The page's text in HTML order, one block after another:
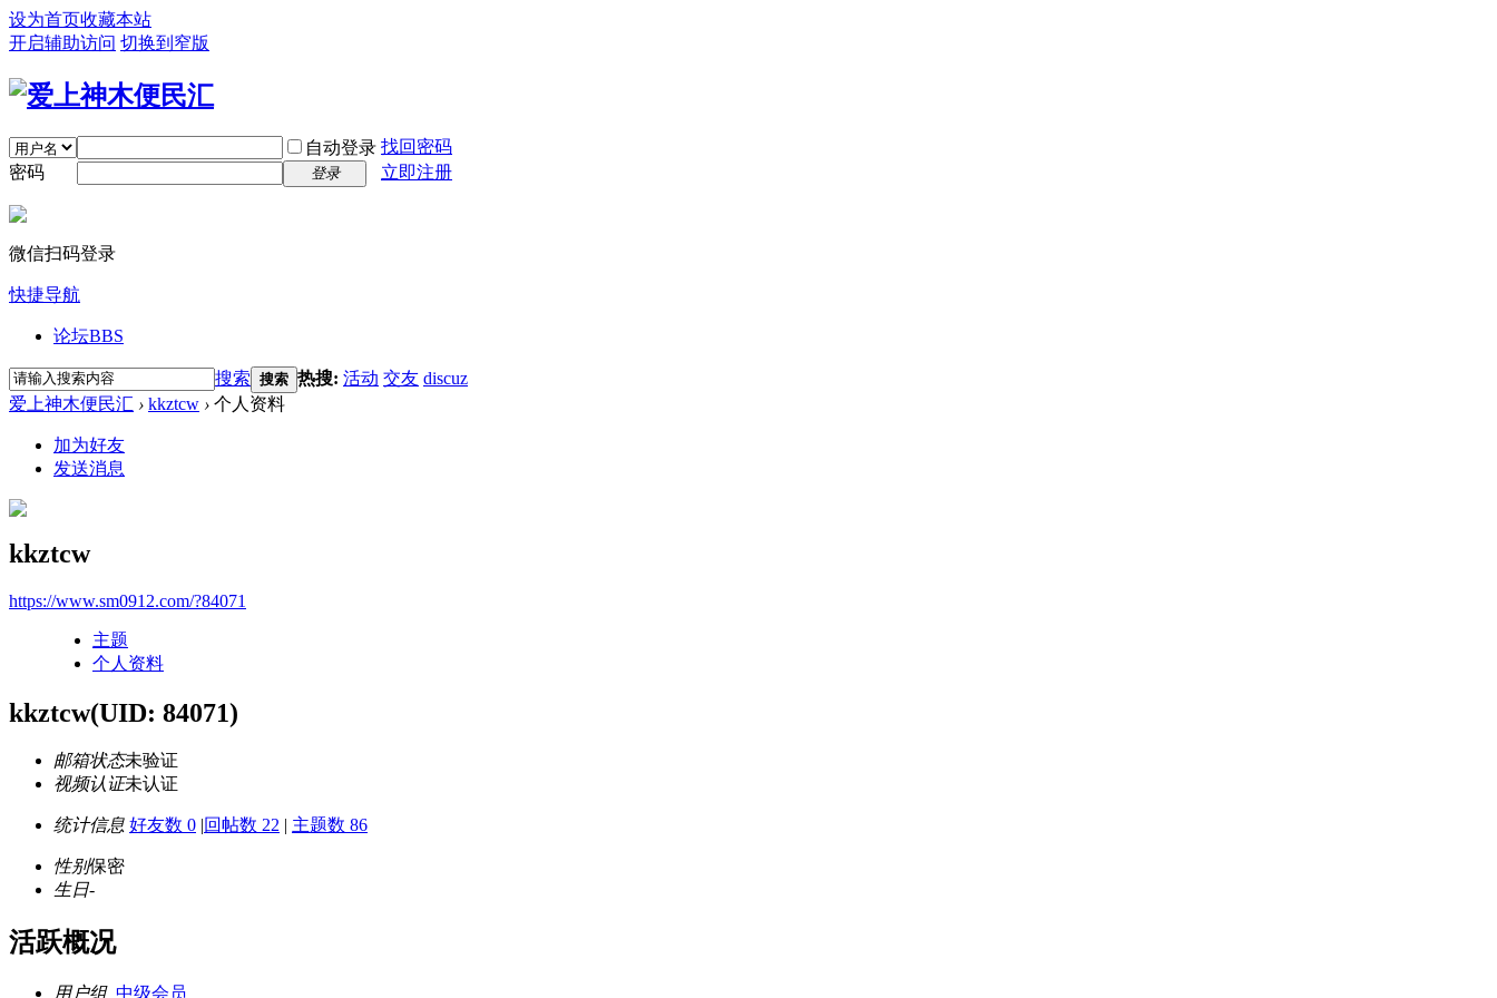
设为首页收藏本站
开启辅助访问 切换到窄版
自动登录 找回密码
密码
登录 立即注册
微信扫码登录
快捷导航
论坛BBS
搜索 搜索 热搜: 活动 交友 discuz
爱上神木便民汇 › kkztcw › 个人资料
加为好友
发送消息
kkztcw
https://www.sm0912.com/?84071
主题
个人资料
kkztcw(UID: 84071)
邮箱状态未验证
视频认证未认证
统计信息 好友数 0 |回帖数 22 | 主题数 86
性别保密
生日-
活跃概况
用户组 中级会员